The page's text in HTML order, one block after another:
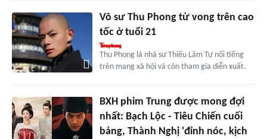
Võ sư Thu Phong tử vong trên cao
tốc ở tuổi 21
Thu Phong là nhà sư Thiếu Lâm Tự nổi tiếng
trên mạng xã hội và còn tham gia diễn xuất.
BXH phim Trung được mong đợi
nhất: Bạch Lộc - Tiêu Chiến cuối
bảng, Thành Nghị 'đỉnh nóc, kịch